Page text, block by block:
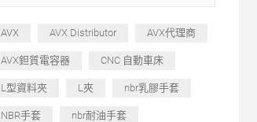
AVX AVX Distributor AVX代理商
AVX鉭質電容器 CNC 自動車床
L型資料夾 L夾 nbr乳膠手套
NBR手套 nbr耐油手套